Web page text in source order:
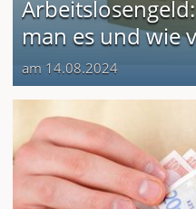
man es und wie
am 14.08.2024